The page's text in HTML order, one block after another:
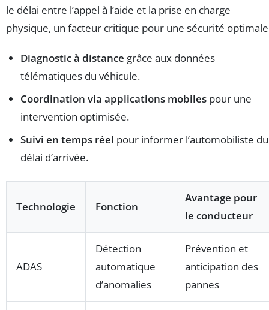
le délai entre l’appel à l’aide et la prise en charge
physique, un facteur critique pour une sécurité
Diagnostic à distance grâce aux données
télématiques du véhicule.
Coordination via applications mobiles pour une
intervention optimisée.
Suivi en temps réel pour informer l’automobiliste du
délai d’arrivée.
Technologie Fonction
Avantage pour
le conducteur
ADAS
Détection
automatique
d’anomalies
Prévention et
anticipation des
pannes